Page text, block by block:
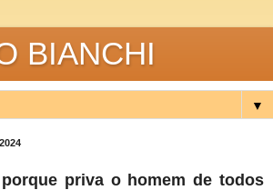
BIANCHI
▼
priva o homem de todos